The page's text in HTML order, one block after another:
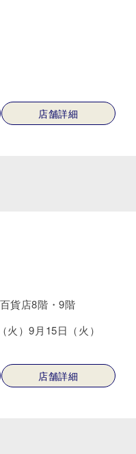
店舗詳細
貨店8階・9階
）9月15日（火）
店舗詳細